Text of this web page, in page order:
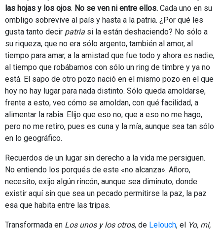
las hojas y los ojos. No se ven ni entre ellos. Cada uno en su
ombligo sobrevive al país y hasta a la patria. ¿Por qué les
gusta tanto decir patria si la están deshaciendo? No sólo a
su riqueza, que no era sólo argento, también al amor, al
tiempo para amar, a la amistad que fue todo y ahora es nadie,
al tiempo que robábamos con sólo un ring de timbre y ya no
está. El sapo de otro pozo nació en el mismo pozo en el que
hoy no hay lugar para nada distinto. Sólo queda amoldarse,
frente a esto, veo cómo se amoldan, con qué facilidad, a
alimentar la rabia. Elijo que eso no, que a eso no me hago,
pero no me retiro, pues es cuna y la mía, aunque sea tan sólo
en lo geográfico.
Recuerdos de un lugar sin derecho a la vida me persiguen.
No entiendo los porqués de este «no alcanza». Añoro,
necesito, exijo algún rincón, aunque sea diminuto, donde
existir aquí sin que sea un pecado permitirse la paz, la paz
esa que habita entre las tripas.
Transformada en Los unos y los otros, de Lelouch, el Yo, mi,